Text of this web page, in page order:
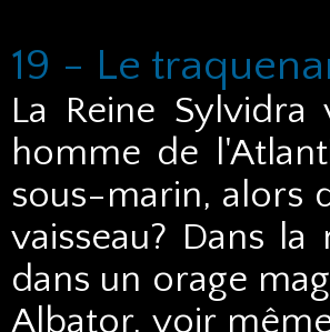
19 - Le
La Reine
homme de
sous-marin, alors
vaisseau? Dans
dans un orage
Albator, voir